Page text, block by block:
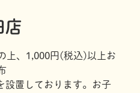
店
上、1,000円(税込)以上お
置しております。お子